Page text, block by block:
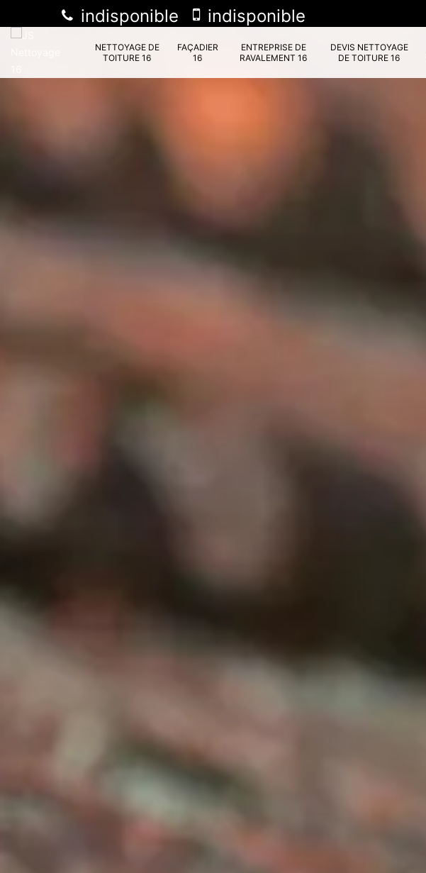
indisponible indisponible
NETTOYAGE DE
TOITURE 16
FAÇADIER
16
ENTREPRISE DE
RAVALEMENT 16
DEVIS NETTOYAGE
DE TOITURE 16